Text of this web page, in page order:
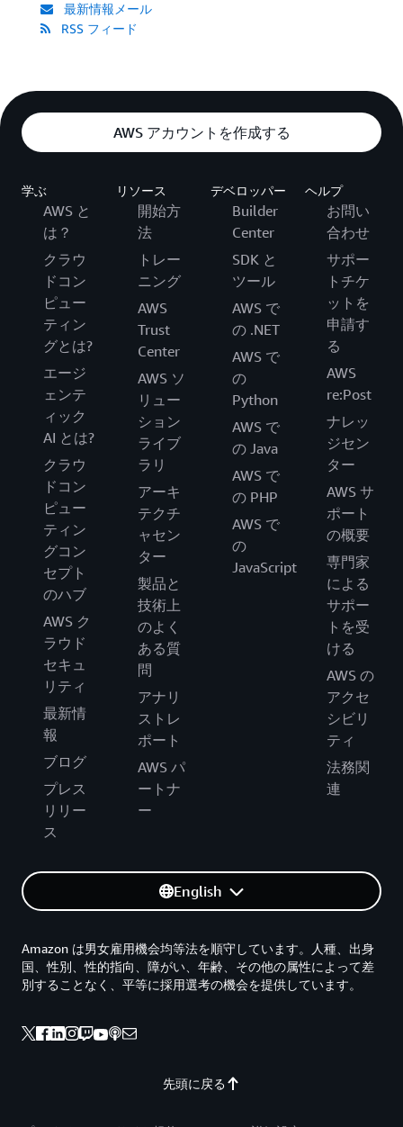
最新情報メール
RSS フィード
AWS アカウントを作成する
学ぶ
AWS と
は？
クラウ
ドコン
ピュー
ティン
グとは?
エージ
ェンテ
ィック
AI とは?
クラウ
ドコン
ピュー
ティン
グコン
セプト
のハブ
AWS ク
ラウド
セキュ
リティ
最新情
報
ブログ
プレス
リリー
ス
リソース
開始方
法
トレー
ニング
AWS
Trust
Center
AWS ソ
リュー
ション
ライブ
ラリ
アーキ
テクチ
ャセン
ター
製品と
技術上
のよく
ある質
問
アナリ
ストレ
ポート
AWS パ
ートナ
ー
デベロッパー
Builder
Center
SDK と
ツール
AWS で
の .NET
AWS で
の
Python
AWS で
の Java
AWS で
の PHP
AWS で
の
JavaScript
ヘルプ
お問い
合わせ
サポー
トチケ
ットを
申請す
る
AWS
re:Post
ナレッ
ジセン
ター
AWS サ
ポート
の概要
専門家
による
サポー
トを受
ける
AWS の
アクセ
シビリ
ティ
法務関
連
English
先頭に戻る
Amazon は男女雇用機会均等法を順守しています。人種、出身
国、性別、性的指向、障がい、年齢、その他の属性によって差
別することなく、平等に採用選考の機会を提供しています。